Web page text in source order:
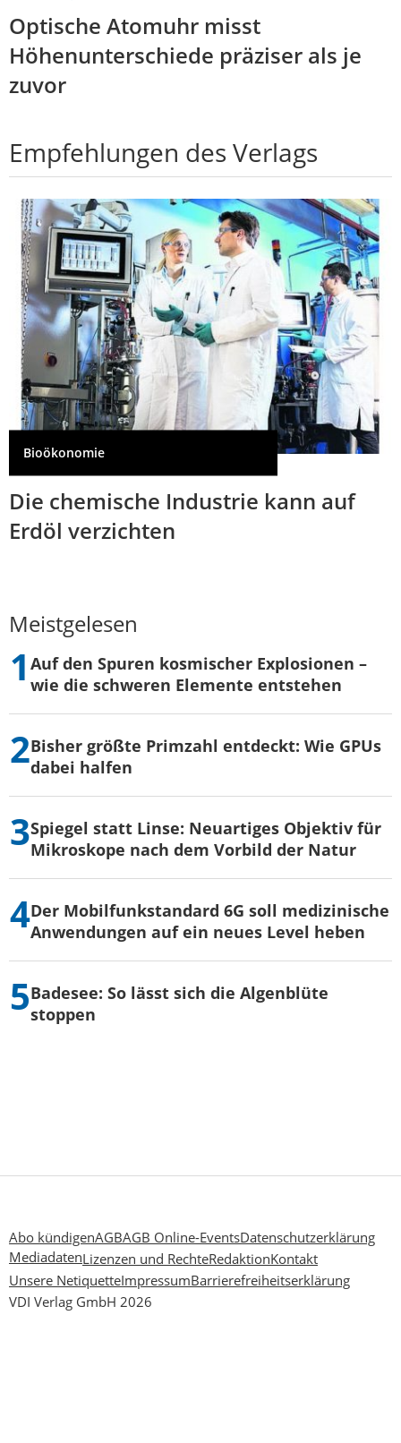
Optische Atomuhr misst
Höhenunterschiede präziser als je
zuvor
Empfehlungen des Verlags
Bioökonomie
Die chemische Industrie kann auf
Erdöl verzichten
Meistgelesen
Auf den Spuren kosmischer Explosionen –
wie die schweren Elemente entstehen
Bisher größte Primzahl entdeckt: Wie GPUs
dabei halfen
Spiegel statt Linse: Neuartiges Objektiv für
Mikroskope nach dem Vorbild der Natur
Der Mobilfunkstandard 6G soll medizinische
Anwendungen auf ein neues Level heben
Badesee: So lässt sich die Algenblüte
stoppen
Abo kündigenAGBAGB Online-EventsDatenschutzerklärung
MediadatenLizenzen und RechteRedaktionKontakt
Unsere NetiquetteImpressumBarrierefreiheitserklärung
VDI Verlag GmbH 2026